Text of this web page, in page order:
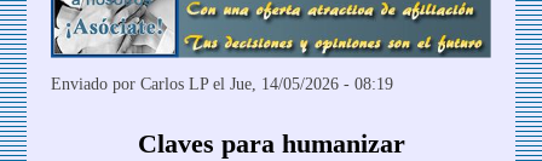
Enviado porCarlos LPel Jue, 14/05/2026 - 08:19
Claves para humanizar